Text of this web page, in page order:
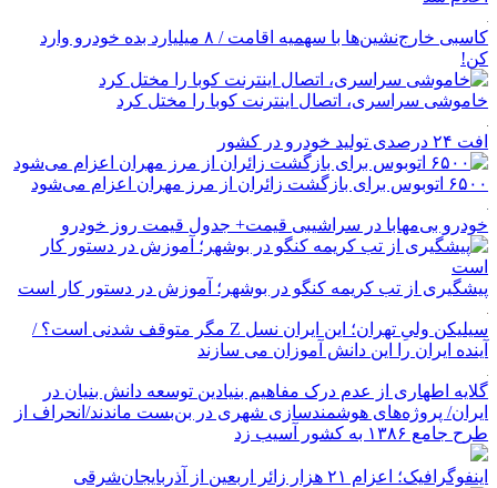
کاسبی خارج‌نشین‌ها با سهمیه اقامت / ۸ میلیارد بده خودرو وارد
کن!
خاموشی سراسری، اتصال اینترنت کوبا را مختل کرد
افت ۲۴ درصدی تولید خودرو در کشور
۶۵۰۰ اتوبوس برای بازگشت زائران از مرز مهران اعزام می‌شود
خودرو بی‌مهابا در سراشیبی قیمت+ جدول قیمت روز خودرو
پیشگیری از تب کریمه کنگو در بوشهر؛ آموزش در دستور کار است
سیلیکن ولیِ تهران؛ این ایران نسل Z مگر متوقف شدنی است؟ /
آینده ایران را این دانش آموزان می سازند
گلایه اطهاری از عدم درک مفاهیم بنیادین توسعه دانش بنیان در
ایران/ پروژه‌های هوشمندسازی شهری در بن‌بست ماندند/انحراف از
طرح جامع ۱۳۸۶ به کشور آسیب زد
اینفوگرافیک؛ اعزام ۲۱ هزار زائر اربعین از آذربایجان‌شرقی